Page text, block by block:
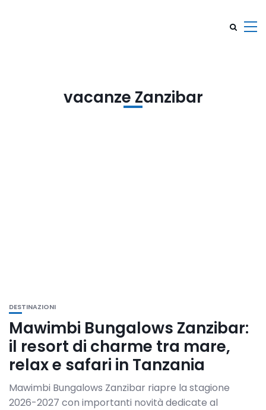
vacanze Zanzibar
DESTINAZIONI
Mawimbi Bungalows Zanzibar:
il resort di charme tra mare,
relax e safari in Tanzania
Mawimbi Bungalows Zanzibar riapre la stagione
2026-2027 con importanti novità dedicate al